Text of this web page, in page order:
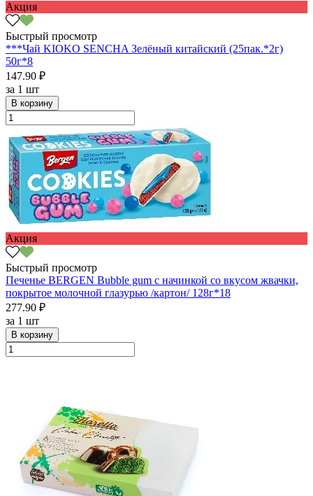
Акция
Быстрый просмотр
***Чай KIOKO SENCHA Зелёный китайский (25пак.*2г)
50г*8
147.90 ₽
за 1 шт
В корзину
Акция
Быстрый просмотр
Печенье BERGEN Bubble gum с начинкой со вкусом жвачки,
покрытое молочной глазурью /картон/ 128г*18
277.90 ₽
за 1 шт
В корзину